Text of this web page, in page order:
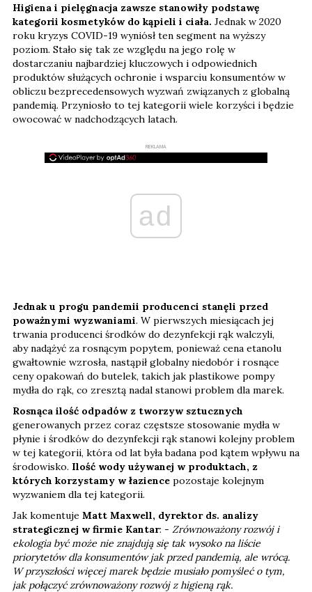
Higiena i pielęgnacja zawsze stanowiły podstawę
kategorii kosmetyków do kąpieli i ciała. Jednak w 2020
roku kryzys COVID-19 wyniósł ten segment na wyższy
poziom. Stało się tak ze względu na jego rolę w
dostarczaniu najbardziej kluczowych i odpowiednich
produktów służących ochronie i wsparciu konsumentów w
obliczu bezprecedensowych wyzwań związanych z globalną
pandemią. Przyniosło to tej kategorii wiele korzyści i będzie
owocować w nadchodzących latach.
REKLAMA
ad
Jednak u progu pandemii producenci stanęli przed
poważnymi wyzwaniami. W pierwszych miesiącach jej
trwania producenci środków do dezynfekcji rąk walczyli,
aby nadążyć za rosnącym popytem, ​​ponieważ cena etanolu
gwałtownie wzrosła, nastąpił globalny niedobór i rosnące
ceny opakowań do butelek, takich jak plastikowe pompy
mydła do rąk, co zresztą nadal stanowi problem dla marek.
Rosnąca ilość odpadów z tworzyw sztucznych
generowanych przez coraz częstsze stosowanie mydła w
płynie i środków do dezynfekcji rąk stanowi kolejny problem
w tej kategorii, która od lat była badana pod kątem wpływu na
środowisko. Ilość wody używanej w produktach, z
których korzystamy w łazience pozostaje kolejnym
wyzwaniem dla tej kategorii.
Jak komentuje Matt Maxwell, dyrektor ds. analizy
strategicznej w firmie Kantar: - Zrównoważony rozwój i
ekologia być może nie znajdują się tak wysoko na liście
priorytetów dla konsumentów jak przed pandemią, ale wrócą.
W przyszłości więcej marek będzie musiało pomyśleć o tym,
jak połączyć zrównoważony rozwój z higieną rąk.